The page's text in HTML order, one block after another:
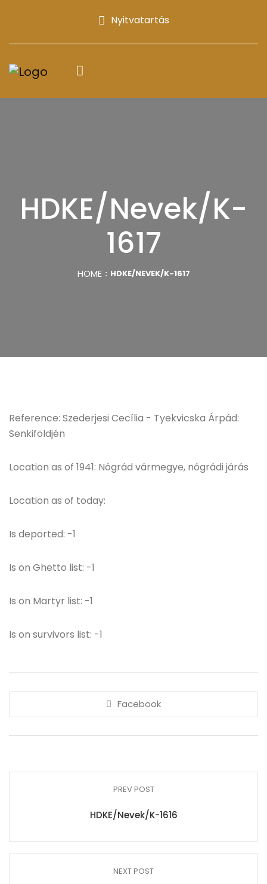
Nyitvatartás
HDKE/Nevek/K-
1617
HOME HDKE/NEVEK/K-1617
Reference: Szederjesi Cecília - Tyekvicska Árpád:
Senkiföldjén
Location as of 1941: Nógrád vármegye, nógrádi járás
Location as of today:
Is deported: -1
Is on Ghetto list: -1
Is on Martyr list: -1
Is on survivors list: -1
Facebook
PREV POST
HDKE/Nevek/K-1616
NEXT POST